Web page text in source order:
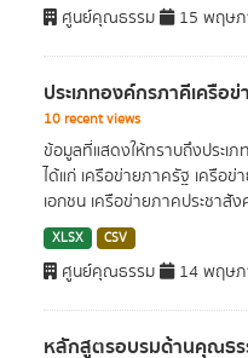
ศูนย์คุณธรรม 15 พฤษภ
ประเภทองค์กรภาคีเครือ
10 recent views
ข้อมูลที่แสดงให้ทราบถึงประเ
ได้แก่ เครือข่ายภาครัฐ เครือ
เอกชน เครือข่ายภาคประชาสั
XLSX CSV
ศูนย์คุณธรรม 14 พฤษภ
หลักสูตรอบรมด้านคุณธ